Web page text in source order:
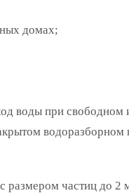
домах;
воды при свободном
водоразборном
с размером частиц